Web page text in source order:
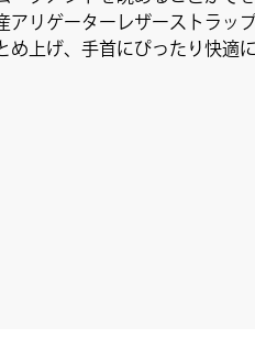
アリゲーターレザーストラッ
め上げ、手首にぴったり快適